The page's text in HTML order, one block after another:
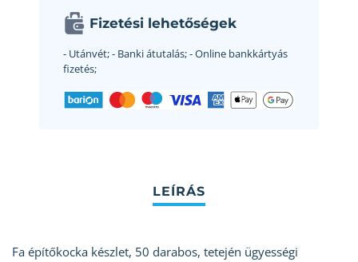
Fizetési lehetőségek
- Utánvét;- Banki átutalás;- Online bankkártyás
fizetés;
Fa építőkocka készlet, 50 darabos, tetején ügyességi